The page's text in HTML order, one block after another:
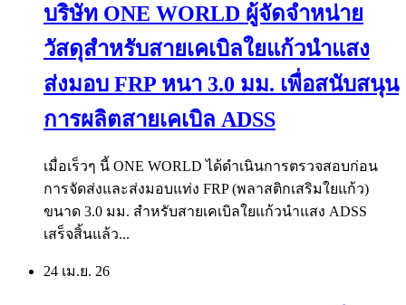
บริษัท ONE WORLD ผู้จัดจำหน่าย
วัสดุสำหรับสายเคเบิลใยแก้วนำแสง
ส่งมอบ FRP หนา 3.0 มม. เพื่อสนับสนุน
การผลิตสายเคเบิล ADSS
เมื่อเร็วๆ นี้ ONE WORLD ได้ดำเนินการตรวจสอบก่อน
การจัดส่งและส่งมอบแท่ง FRP (พลาสติกเสริมใยแก้ว)
ขนาด 3.0 มม. สำหรับสายเคเบิลใยแก้วนำแสง ADSS
เสร็จสิ้นแล้ว...
24 เม.ย. 26